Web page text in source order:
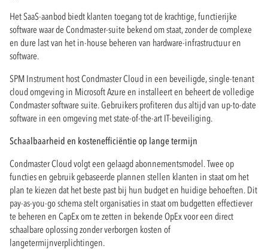
Het SaaS-aanbod biedt klanten toegang tot de krachtige, functierijke
software waar de Condmaster-suite bekend om staat, zonder de complexe
en dure last van het in-house beheren van hardware-infrastructuur en
software.
SPM Instrument host Condmaster Cloud in een beveiligde, single-tenant
cloud omgeving in Microsoft Azure en installeert en beheert de volledige
Condmaster software suite. Gebruikers profiteren dus altijd van up-to-date
software in een omgeving met state-of-the-art IT-beveiliging.
Schaalbaarheid en kostenefficiëntie op lange termijn
Condmaster Cloud volgt een gelaagd abonnementsmodel. Twee op
functies en gebruik gebaseerde plannen stellen klanten in staat om het
plan te kiezen dat het beste past bij hun budget en huidige behoeften. Dit
pay-as-you-go schema stelt organisaties in staat om budgetten effectiever
te beheren en CapEx om te zetten in bekende OpEx voor een direct
schaalbare oplossing zonder verborgen kosten of
langetermijnverplichtingen.